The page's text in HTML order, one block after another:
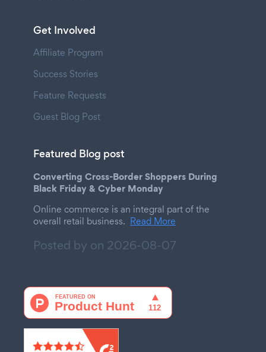
Get Involved
Affiliate Program
Success Stories
Feature Requests
Guest Blog Post
Featured Blog post
Converting Cross-Border Shoppers During
Black Friday & Cyber Monday
Online commerce is an integral part of the
overall retail business. Read More
Posted by on 2026-08-07